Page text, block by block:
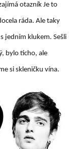
otazník Je to
ráda. Ale taky
jedním klukem. Sešli
bylo ticho, ale
si skleničku vína.